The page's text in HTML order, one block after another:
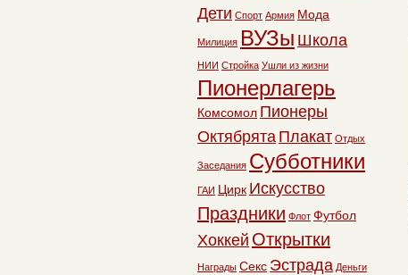
Дети Спорт Армия Мода
Милиция ВУЗы Школа
НИИ Стройка Ушли из жизни
Пионерлагерь
Комсомол Пионеры
Октябрята Плакат Отдых
Заседания Субботники
ГАИ Цирк Искусство
Праздники Флот Футбол
Хоккей Открытки
Награды Секс Эстрада Деньги